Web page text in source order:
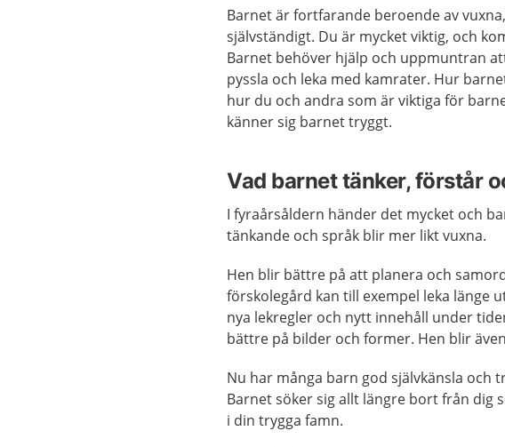
Barnet är fortfarande beroende av
självständigt. Du är mycket viktig, och
Barnet behöver hjälp och uppmuntran
pyssla och leka med kamrater. Hur
hur du och andra som är viktiga för
känner sig barnet tryggt.
Vad barnet tänker, förstår
I fyraårsåldern händer det mycket och
tänkande och språk blir mer likt vuxna.
Hen blir bättre på att planera och
förskolegård kan till exempel leka länge
nya lekregler och nytt innehåll under
bättre på bilder och former. Hen blir
Nu har många barn god självkänsla och
Barnet söker sig allt längre bort från dig
i din trygga famn.